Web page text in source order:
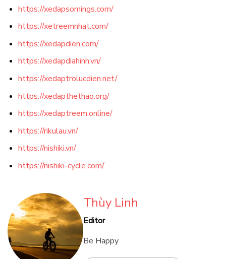
https://xedapsomings.com/
https://xetreemnhat.com/
https://xedapdien.com/
https://xedapdiahinh.vn/
https://xedaptrolucdien.net/
https://xedapthethao.org/
https://xedaptreem.online/
https://rikulau.vn/
https://nishiki.vn/
https://nishiki-cycle.com/
Thùy Linh
Editor
Be Happy